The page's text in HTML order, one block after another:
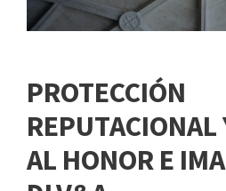
PROTECCIÓN
REPUTACIONAL
AL HONOR E